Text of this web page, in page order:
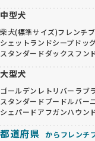
中型犬
柴犬(標準サイズ)フレンチ
シェットランドシープドッ
スタンダードダックスフン
大型犬
ゴールデンレトリバー ラブ
スタンダードプードルバー
シェパードアフガンハウン
都道府県 からフレンチ